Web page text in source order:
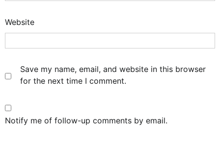
Website
Save my name, email, and website in this browser
for the next time I comment.
Notify me of follow-up comments by email.